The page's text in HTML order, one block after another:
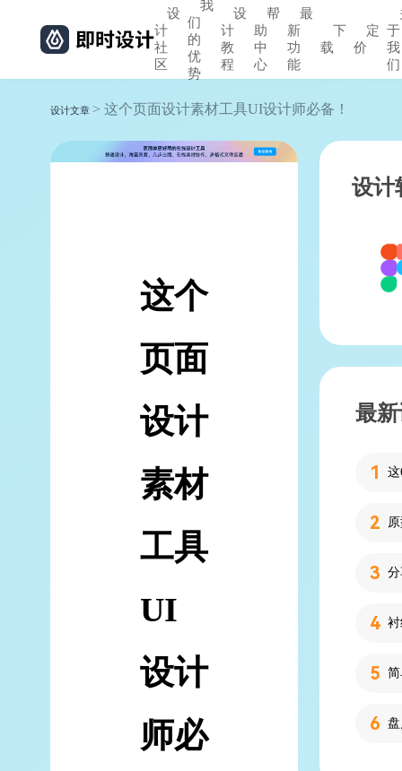
设
计
社
区
我
们
的
优
势
设
计
教
程
帮
助
中
心
最
新
功
能
下
载
定
价
于
我
们
设计文章 > 这个页面设计素材工具UI设计师必备！
这个
页面
设计
素材
工具
UI
设计
师必
设计
最